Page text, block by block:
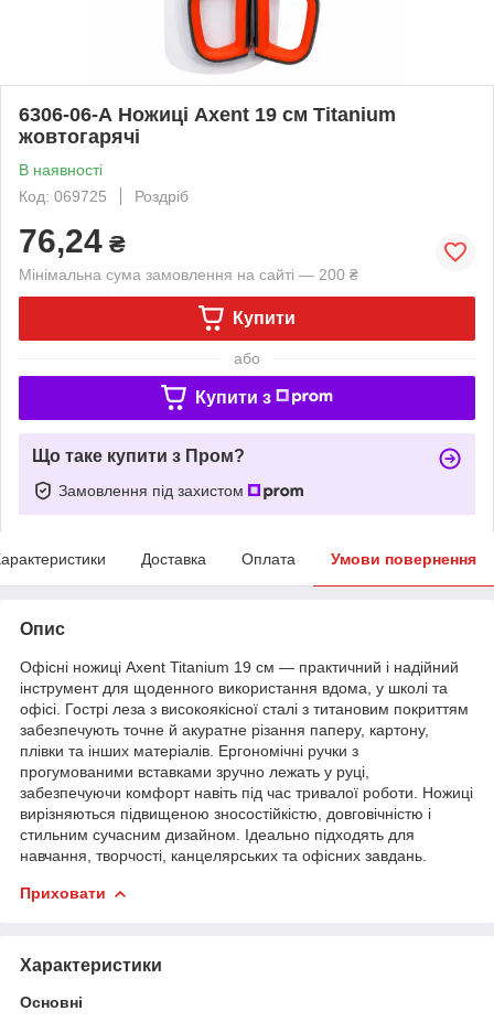
6306-06-А Ножиці Axent 19 см Titanium
жовтогарячі
В наявності
Код: 069725
Роздріб
76,24 ₴
Мінімальна сума замовлення на сайті — 200 ₴
Купити
або
Купити з
Що таке купити з Пром?
Замовлення під захистом
Доставка Оплата Умови повернення
Опис
Офісні ножиці Axent Titanium 19 см — практичний і надійний
інструмент для щоденного використання вдома, у школі та
офісі. Гострі леза з високоякісної сталі з титановим покриттям
забезпечують точне й акуратне різання паперу, картону,
плівки та інших матеріалів. Ергономічні ручки з
прогумованими вставками зручно лежать у руці,
забезпечуючи комфорт навіть під час тривалої роботи. Ножиці
вирізняються підвищеною зносостійкістю, довговічністю і
стильним сучасним дизайном. Ідеально підходять для
навчання, творчості, канцелярських та офісних завдань.
Приховати
Характеристики
Основні